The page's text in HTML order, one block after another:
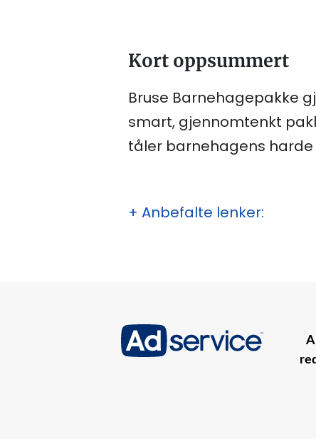
Kort oppsummert
Bruse Barnehagepakke
smart, gjennomtenkt
tåler barnehagens
+ Anbefalte lenker: